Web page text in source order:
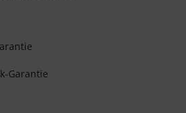
Garantie